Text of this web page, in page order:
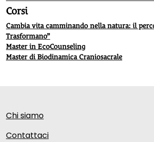
Corsi
Cambia vita camminando nella natura: il
Trasformano”
Master in EcoCounseling
Master di Biodinamica Craniosacrale
Chi siamo
Contattaci